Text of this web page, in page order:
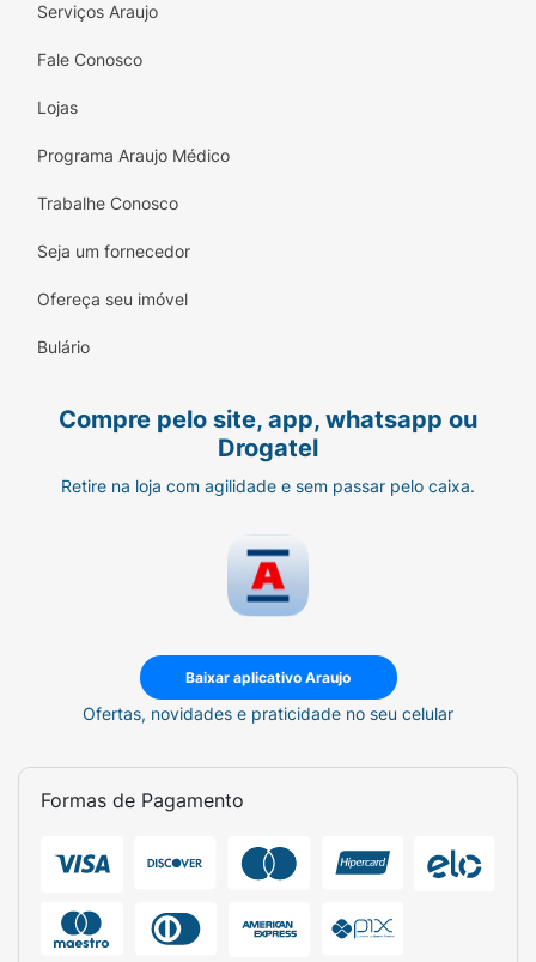
Serviços Araujo
Fale Conosco
Lojas
Programa Araujo Médico
Trabalhe Conosco
Seja um fornecedor
Ofereça seu imóvel
Bulário
Compre pelo site, app, whatsapp ou
Drogatel
Retire na loja com agilidade e sem passar pelo caixa.
Baixar aplicativo Araujo
Ofertas, novidades e praticidade no seu celular
Formas de Pagamento